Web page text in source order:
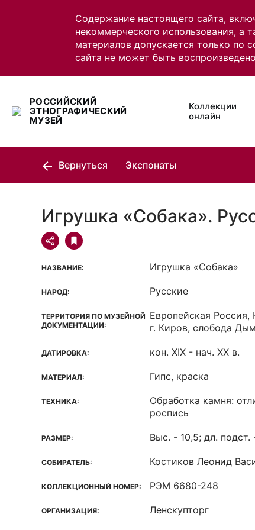
Содержание настоящего сайта,
некоммерческого использования, а
материалов допускается только по
сайта не может быть
РОССИЙСКИЙ
ЭТНОГРАФИЧЕСКИЙ
МУЗЕЙ
Коллекции
онлайн
Вернуться Экспонаты
Игрушка «Собака».
НАЗВАНИЕ: Игрушка «Собака»
НАРОД: Русские
ТЕРРИТОРИЯ ПО МУЗЕЙНОЙ
ДОКУМЕНТАЦИИ:
Европейская Россия,
г. Киров, слобода
ДАТИРОВКА: кон. XIX - нач. ХХ в.
МАТЕРИАЛ: Гипс, краска
ТЕХНИКА:
Обработка камня:
роспись
РАЗМЕР: Выс. - 10,5; дл. подст.
СОБИРАТЕЛЬ: Костиков Леонид
КОЛЛЕКЦИОННЫЙ НОМЕР: РЭМ 6680-248
ОРГАНИЗАЦИЯ: Ленскупторг